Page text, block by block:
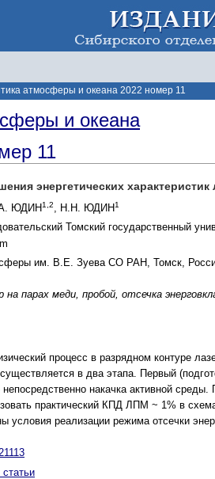
атмосферы и океана 2022 номер 11
и океана
11
энергетических характеристик
ЮДИН1,2, Н.Н. ЮДИН1
Томский государственный
им. В.Е. Зуева СО РАН, Томск,
на парах меди, пробой, отсечка
процесс в разрядном контуре
в два этапа. Первый
накачка активной
практический КПД ЛПМ ~ 1% в
условия реализации режима отсечки